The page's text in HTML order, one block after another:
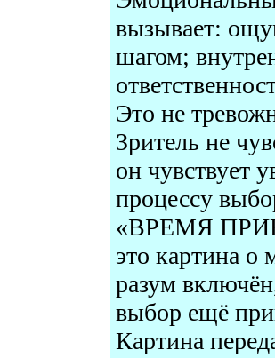
вызывает:
шагом;
Это не
Зритель не
он чувствует
процессу
«ВРЕМЯ
это картина
разум
выбор ещё
Картина